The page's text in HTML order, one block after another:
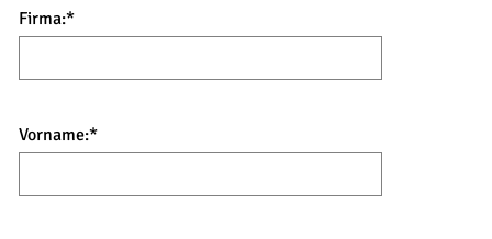
Firma:*
Vorname:*